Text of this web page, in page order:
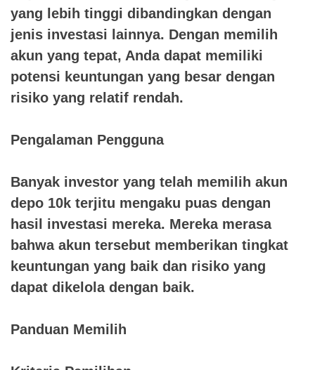
yang lebih tinggi dibandingkan dengan
jenis investasi lainnya. Dengan memilih
akun yang tepat, Anda dapat memiliki
potensi keuntungan yang besar dengan
risiko yang relatif rendah.
Pengalaman Pengguna
Banyak investor yang telah memilih akun
depo 10k terjitu mengaku puas dengan
hasil investasi mereka. Mereka merasa
bahwa akun tersebut memberikan tingkat
keuntungan yang baik dan risiko yang
dapat dikelola dengan baik.
Panduan Memilih